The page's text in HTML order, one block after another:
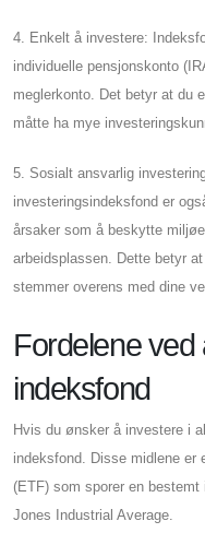
4. Enkelt å investere:
individuelle pensjonskonto
meglerkonto. Det betyr at du
måtte ha mye
5. Sosialt ansvarlig
investeringsindeksfond er
årsaker som å beskytte
arbeidsplassen. Dette betyr
stemmer overens med dine
Fordelene ved
indeksfond
Hvis du ønsker å investere i
indeksfond. Disse midlene er
(ETF) som sporer en
Jones Industrial Average.